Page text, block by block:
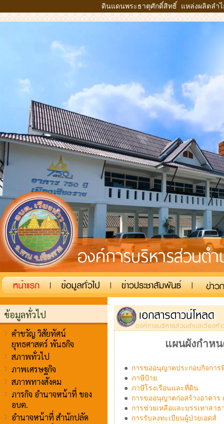
ดินแดนพระธาตุศักดิ์สิทธิ์ แหล่งผลิตลำ
ข้อมูลทั่วไป
คำขวัญ วิสัยทัศน์
ยุทธศาสตร์ พันธกิจ
สภาพทั่วไป
ภาพเศรษฐกิจ
สภาพทางสังคม
ภารกิจ อำนาจหน้าที่ ของ
อบต.
อำนาจหน้าที่ สำนักปลัด
แผนผังกำห
● การขออนุญาตประกอบกิจการ
● ภาษีป้าย
● ภาษีโรงเรือนและที่ดิน
● การขออนุญาตก่อสร้างอาคาร
● การช่วยเหลือและบรรเทาสา
● การรับลงทะเบียนผู้ป่วยเอดส์